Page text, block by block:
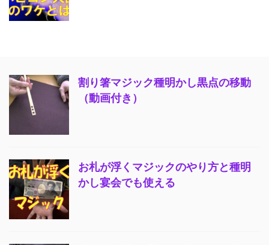
割り箸マジック種明かし黒点の移動
（動画付き）
お札が浮くマジックのやり方と種明
かし宴会でも使える